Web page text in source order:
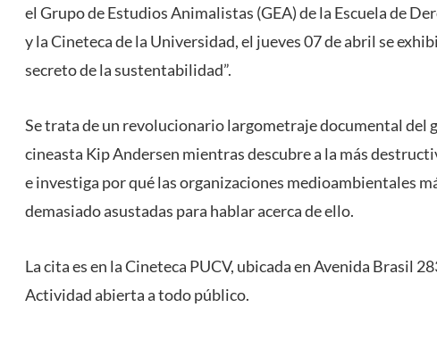
el Grupo de Estudios Animalistas (GEA) de la Escuela de
y la Cineteca de la Universidad, el jueves 07 de abril se
secreto de la sustentabilidad”.
Se trata de un revolucionario largometraje documental del
cineasta Kip Andersen mientras descubre a la más
e investiga por qué las organizaciones medioambientales
demasiado asustadas para hablar acerca de ello.
La cita es en la Cineteca PUCV, ubicada en Avenida Brasil
Actividad abierta a todo público.